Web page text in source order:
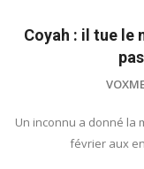
Coyah : il tue le
Un inconnu a donné la
février aux